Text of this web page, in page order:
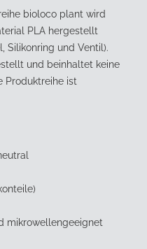
bioloco plant wird
PLA hergestellt
Silikonring und Ventil).
und beinhaltet keine
Produktreihe ist
mikrowellengeeignet